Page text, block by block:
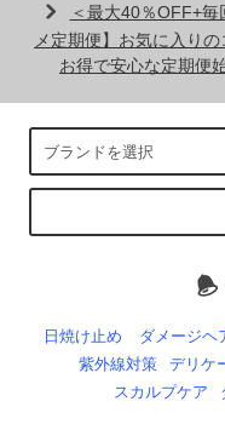
＜最大40％OFF+
メ定期便】お気に入り
お得で安心な定期便
日焼け止め ダメージヘ
紫外線対策
デリケ
スカルプケア